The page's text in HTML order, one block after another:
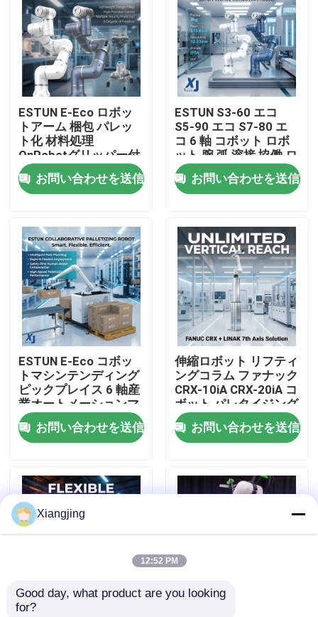
製品
ビデオ
わたしたち に つい て
工場 ツアー
品質管理
連絡 ください
ブログ
引金 を 求め て ください
工業用ロボットの腕
ESTUN E-Eco ロボッ
トアーム 梱包 パレッ
ト化 材料処理
OnRobotグリッパー付
きコラボレーティブロ
ボットお問い合わせを送信
ESTUN S3-60 エコ
S5-90 エコ S7-80 エ
コ 6 軸 コボット ロボ
ット 腕 弧 溶接 協働 ロ
ボット CNGBS 溶接 位
置付け器
お問い合わせを送信
ESTUN E-Eco コボッ
トマシンテンディング
ピックプレイス 6 軸産
業オートメーションマ
テリアルハンドリング
協働ロボット
お問い合わせを送信
伸縮ロボット リフティ
ングコラム ファナック
CRX-10iA CRX-20iA コ
ボット パレタイジング
ハンドリング 協働ロボ
ットお問い合わせを送信
LINAK ELEVATE リフ
Xiangjing
12:52 PM
Good day, what product are you looking
for?